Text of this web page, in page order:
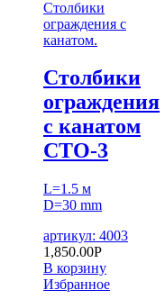
Столбики
ограждения с
канатом.
Столбики
ограждения
с канатом
СТО-3
L=1.5 м
D=30 mm
артикул: 4003
1,850.00Р
В корзину
Избранное